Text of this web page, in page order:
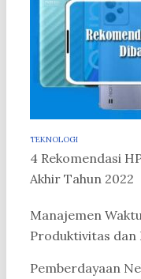
TEKNOLOGI
4 Rekomendasi
Akhir Tahun 2022
Manajemen
Produktivitas dan
Pemberdayaan